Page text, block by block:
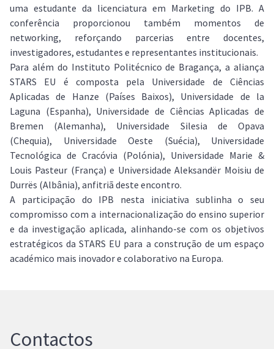
uma estudante da licenciatura em Marketing do IPB. A
conferência proporcionou também momentos de
networking, reforçando parcerias entre docentes,
investigadores, estudantes e representantes institucionais.
Para além do Instituto Politécnico de Bragança, a aliança
STARS EU é composta pela Universidade de Ciências
Aplicadas de Hanze (Países Baixos), Universidade de la
Laguna (Espanha), Universidade de Ciências Aplicadas de
Bremen (Alemanha), Universidade Silesia de Opava
(Chequia), Universidade Oeste (Suécia), Universidade
Tecnológica de Cracóvia (Polónia), Universidade Marie &
Louis Pasteur (França) e Universidade Aleksandër Moisiu de
Durrës (Albânia), anfitriã deste encontro.
A participação do IPB nesta iniciativa sublinha o seu
compromisso com a internacionalização do ensino superior
e da investigação aplicada, alinhando-se com os objetivos
estratégicos da STARS EU para a construção de um espaço
académico mais inovador e colaborativo na Europa.
Contactos